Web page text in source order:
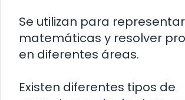
Se utilizan para
matemáticas y resolver
en diferentes áreas.
Existen diferentes tipos de